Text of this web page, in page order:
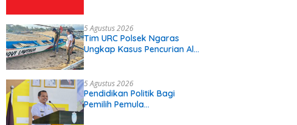
5 Agustus 2026
Tim URC Polsek Ngaras
Ungkap Kasus Pencurian Alat
Pelaku Diamankan
5 Agustus 2026
Pendidikan Politik Bagi
Pemilih Pemula